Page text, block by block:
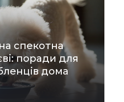
спекотна
поради для
дома